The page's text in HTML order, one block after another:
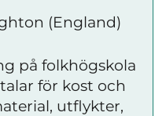
(England)
på folkhögskola
för kost och
utflykter,